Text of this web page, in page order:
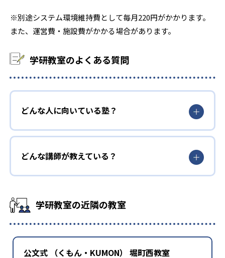
※別途システム環境維持費として毎月220円がかかります。
また、運営費・施設費がかかる場合があります。
学研教室のよくある質問
どんな人に向いている塾？
どんな講師が教えている？
学研教室の近隣の教室
公文式 （くもん・KUMON） 堀町西教室